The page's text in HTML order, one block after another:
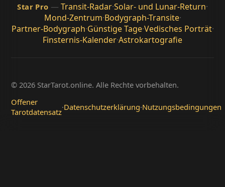
Star Pro — Transit-Radar·Solar- und Lunar-Return·
Mond-Zentrum·Bodygraph-Transite·
Partner-Bodygraph·Günstige Tage·Vedisches Porträt·
Finsternis-Kalender·Astrokartografie
© 2026 StarTarot.online. Alle Rechte vorbehalten.
Offener
Tarotdatensatz·Datenschutzerklärung·Nutzungsbedingungen